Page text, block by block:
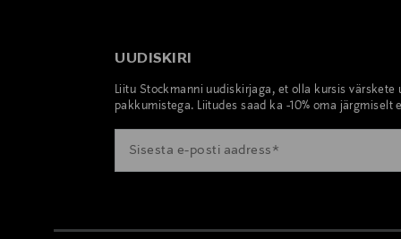
UUDISKIRI
Liitu Stockmanni uudiskirjaga, et olla kursis värskete
pakkumistega. Liitudes saad ka -10% oma järgmiselt